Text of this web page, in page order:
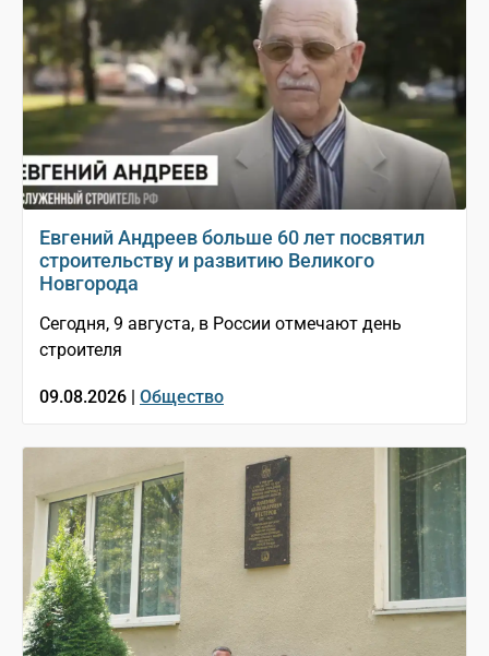
Евгений Андреев больше 60 лет посвятил
строительству и развитию Великого
Новгорода
Сегодня, 9 августа, в России отмечают день
строителя
09.08.2026 | Общество